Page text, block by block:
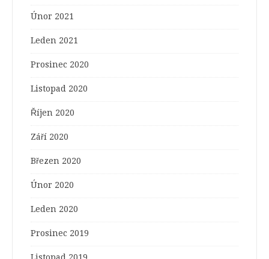
Únor 2021
Leden 2021
Prosinec 2020
Listopad 2020
Říjen 2020
Září 2020
Březen 2020
Únor 2020
Leden 2020
Prosinec 2019
Listopad 2019